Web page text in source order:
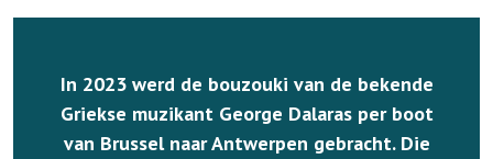
In 2023 werd de bouzouki van de bekende
Griekse muzikant George Dalaras per boot
van Brussel naar Antwerpen gebracht. Die